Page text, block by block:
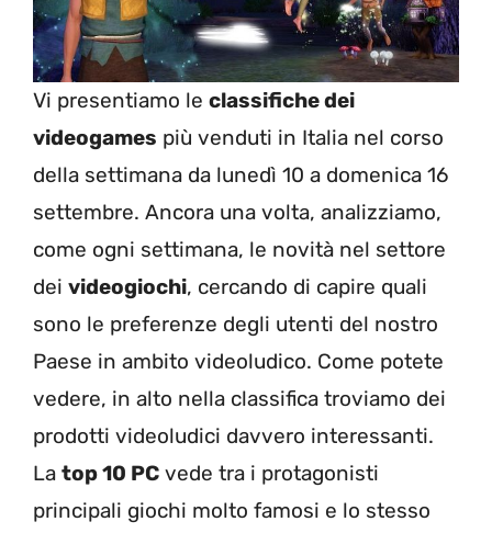
Vi presentiamo le classifiche dei
videogames più venduti in Italia nel corso
della settimana da lunedì 10 a domenica 16
settembre. Ancora una volta, analizziamo,
come ogni settimana, le novità nel settore
dei videogiochi, cercando di capire quali
sono le preferenze degli utenti del nostro
Paese in ambito videoludico. Come potete
vedere, in alto nella classifica troviamo dei
prodotti videoludici davvero interessanti.
La top 10 PC vede tra i protagonisti
principali giochi molto famosi e lo stesso